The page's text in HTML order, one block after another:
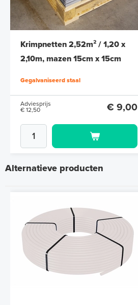
Krimpnetten 2,52m² / 1,20 x
2,10m, mazen 15cm x 15cm
Gegalvaniseerd staal
Adviesprijs
€ 12,50
€ 9,00
Alternatieve producten